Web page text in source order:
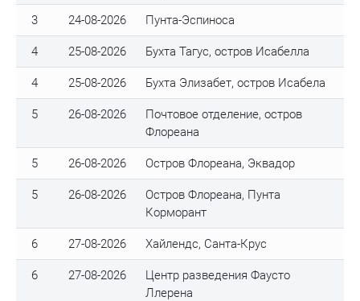
3 24-08-2026 Пунта-Эспиноса
4 25-08-2026 Бухта Тагус, остров Исабелла
4 25-08-2026 Бухта Элизабет, остров Исабела
5 26-08-2026
Почтовое отделение, остров
Флореана
5 26-08-2026 Остров Флореана, Эквадор
5 26-08-2026
Остров Флореана, Пунта
Корморант
6 27-08-2026 Хайлендс, Санта-Крус
6 27-08-2026
Центр разведения Фаусто
Ллерена